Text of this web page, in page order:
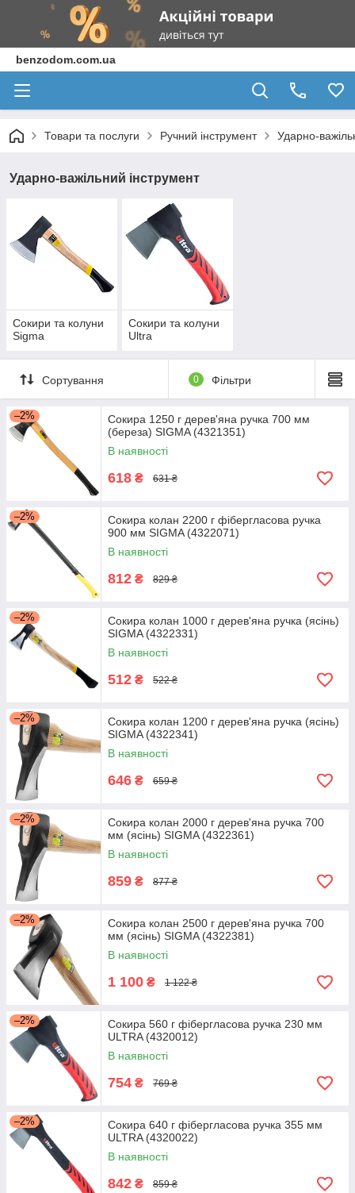
benzodom.com.ua
Товари та послуги Ручний інструмент Ударно-
Ударно-важільний інструмент
Сокири та колуни
Sigma
Сокири та колуни
Ultra
Сортування 0 Фільтри
–2%
Сокира 1250 г дерев'яна ручка 700 мм
(береза) SIGMA (4321351)
В наявності
618 ₴ 631 ₴
–2%
Сокира колан 2200 г фібергласова ручка
900 мм SIGMA (4322071)
В наявності
812 ₴ 829 ₴
–2%
Сокира колан 1000 г дерев'яна ручка (ясінь)
SIGMA (4322331)
В наявності
512 ₴ 522 ₴
–2%
Сокира колан 1200 г дерев'яна ручка (ясінь)
SIGMA (4322341)
В наявності
646 ₴ 659 ₴
–2%
Сокира колан 2000 г дерев'яна ручка 700
мм (ясінь) SIGMA (4322361)
В наявності
859 ₴ 877 ₴
–2%
Сокира колан 2500 г дерев'яна ручка 700
мм (ясінь) SIGMA (4322381)
В наявності
1 100 ₴ 1 122 ₴
–2%
Сокира 560 г фібергласова ручка 230 мм
ULTRA (4320012)
В наявності
754 ₴ 769 ₴
–2%
Сокира 640 г фібергласова ручка 355 мм
ULTRA (4320022)
В наявності
842 ₴ 859 ₴